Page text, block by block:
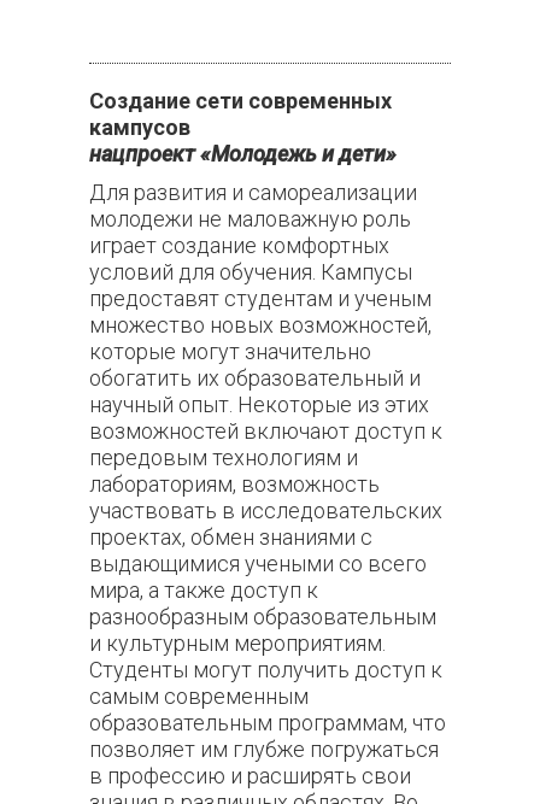
Создание сети современных
кампусов
нацпроект «Молодежь и дети»
Для развития и самореализации
молодежи не маловажную роль
играет создание комфортных
условий для обучения. Кампусы
предоставят студентам и ученым
множество новых возможностей,
которые могут значительно
обогатить их образовательный и
научный опыт. Некоторые из этих
возможностей включают доступ к
передовым технологиям и
лабораториям, возможность
участвовать в исследовательских
проектах, обмен знаниями с
выдающимися учеными со всего
мира, а также доступ к
разнообразным образовательным
и культурным мероприятиям.
Студенты могут получить доступ к
самым современным
образовательным программам, что
позволяет им глубже погружаться
в профессию и расширять свои